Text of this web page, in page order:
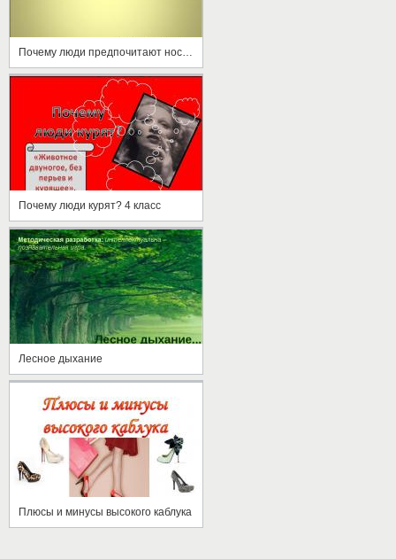
Почему люди курят? 4 класс
Лесное дыхание
Плюсы и минусы высокого каблука